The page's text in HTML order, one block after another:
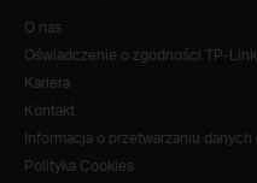
O nas
Oświadczenie o zgodności TP-
Kariera
Kontakt
Informacja o przetwarzaniu
Polityka Cookies